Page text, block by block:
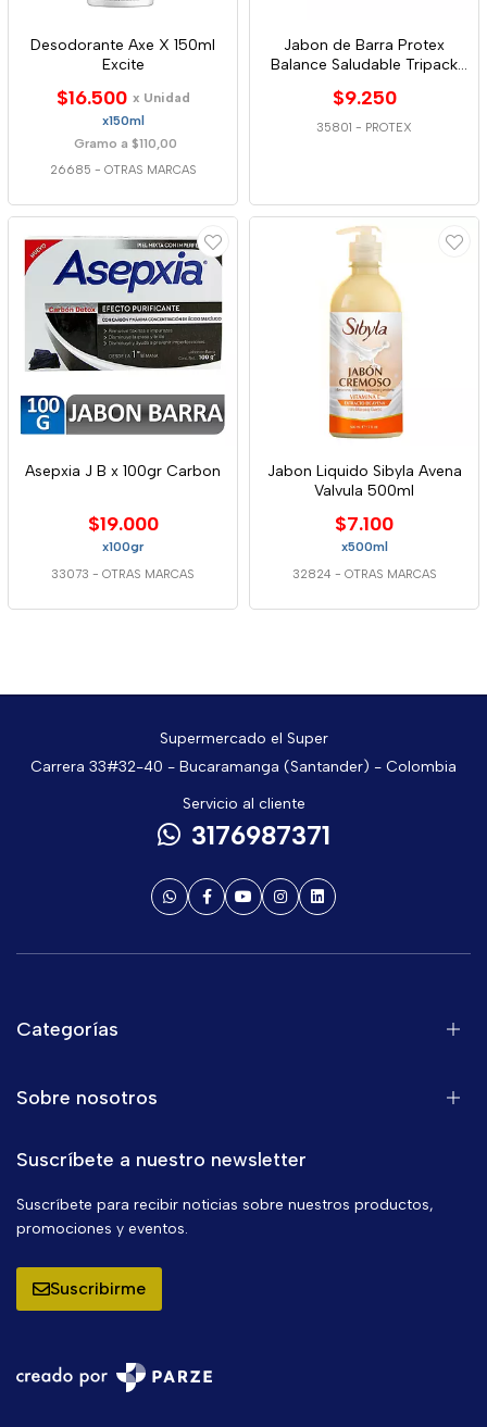
Desodorante Axe X 150ml
Excite
$16.500 x Unidad
x150ml
Gramo a $110,00
26685 - OTRAS MARCAS
Jabon de Barra Protex
Balance Saludable Tripack
$9.250
35801 - PROTEX
Asepxia J B x 100gr Carbon
$19.000
x100gr
33073 - OTRAS MARCAS
Jabon Liquido Sibyla Avena
Valvula 500ml
$7.100
x500ml
32824 - OTRAS MARCAS
Supermercado el Super
Carrera 33#32-40 - Bucaramanga (Santander) - Colombia
Servicio al cliente
3176987371
Categorías
Sobre nosotros
Suscríbete a nuestro newsletter
Suscríbete para recibir noticias sobre nuestros productos,
promociones y eventos.
Suscribirme